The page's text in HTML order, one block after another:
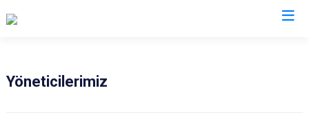
Yöneticilerimiz